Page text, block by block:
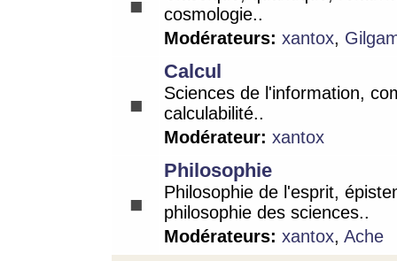
cosmologie..
Modérateurs: xantox,
Calcul
Sciences de l'information,
calculabilité..
Modérateur: xantox
Philosophie
Philosophie de l'esprit,
philosophie des sciences..
Modérateurs: xantox, Ache